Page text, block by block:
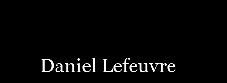
Daniel Lefeuvre